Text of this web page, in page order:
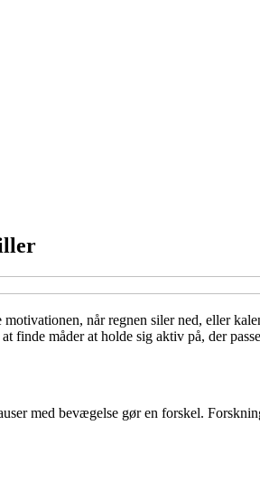
når regnen siler ned, eller
måder at holde sig aktiv på, der
med bevægelse gør en forskel.